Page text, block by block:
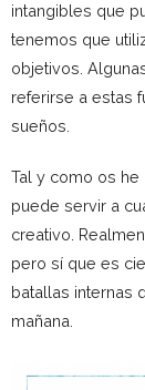
intangibles que
tenemos que
objetivos.
referirse a estas
sueños.
Tal y como os
puede servir a
creativo.
pero sí que es
batallas internas
mañana.